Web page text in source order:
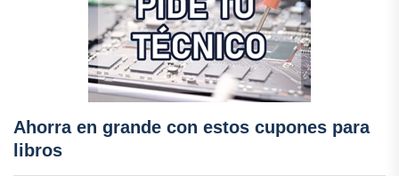
Ahorra en grande con estos cupones para
libros